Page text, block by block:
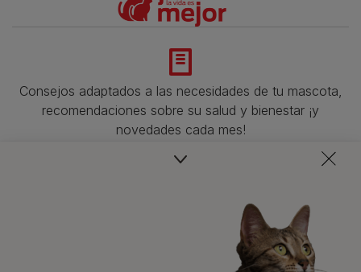
Consejos adaptados a las necesidades de tu mascota,
recomendaciones sobre su salud y bienestar ¡y
novedades cada mes!
para resolver todas tus dudas.​